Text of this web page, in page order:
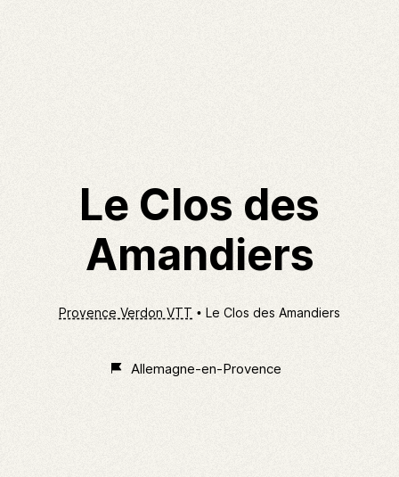
Le Clos des
Amandiers
Provence Verdon VTT Le Clos des Amandiers
Allemagne-en-Provence